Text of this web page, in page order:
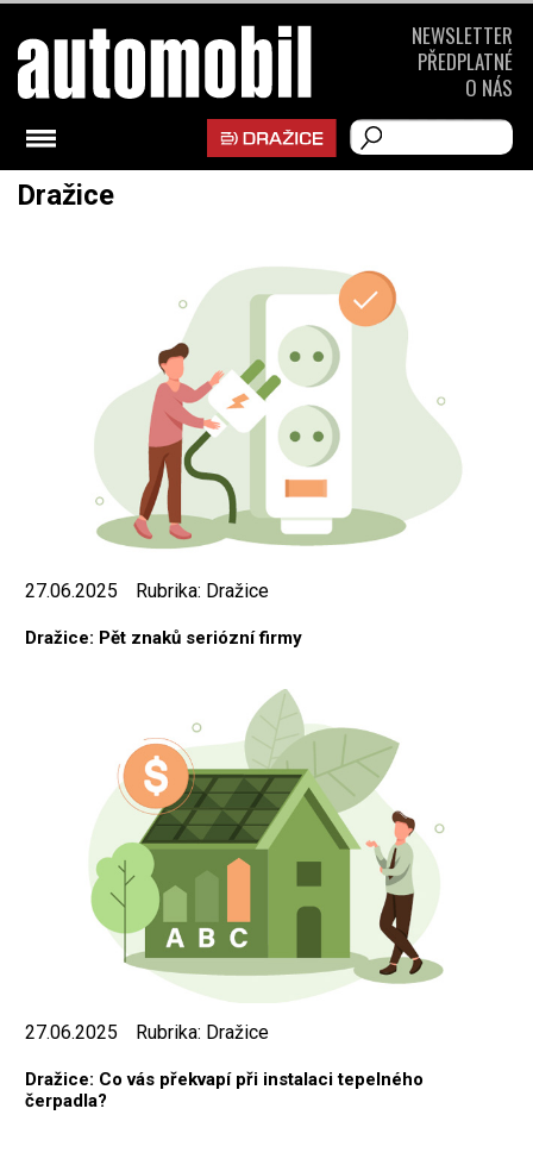
Dražice
27.06.2025 Rubrika: Dražice
Dražice: Pět znaků seriózní firmy
27.06.2025 Rubrika: Dražice
Dražice: Co vás překvapí při instalaci tepelného
čerpadla?
NEWSLETTER
PŘEDPLATNÉ
O NÁS